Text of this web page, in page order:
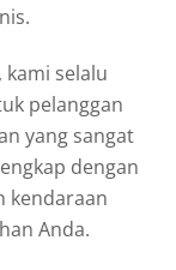
selalu
pelanggan
yang sangat
dengan
kendaraan
Anda.